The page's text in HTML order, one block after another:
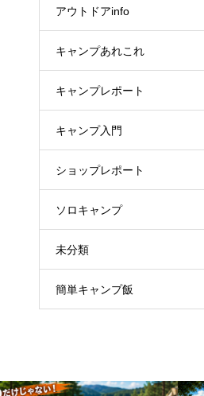
アウトドアinfo
キャンプあれこれ
キャンプレポート
キャンプ入門
ショップレポート
ソロキャンプ
未分類
簡単キャンプ飯